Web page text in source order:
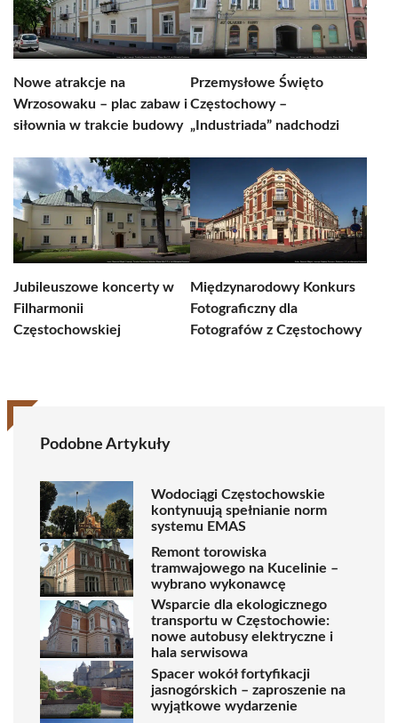
Nowe atrakcje na
Wrzosowaku – plac zabaw i
siłownia w trakcie budowy
Przemysłowe Święto
Częstochowy –
„Industriada” nadchodzi
Jubileuszowe koncerty w
Filharmonii
Częstochowskiej
Międzynarodowy Konkurs
Fotograficzny dla
Fotografów z Częstochowy
Podobne Artykuły
Wodociągi Częstochowskie
kontynuują spełnianie norm
systemu EMAS
Remont torowiska
tramwajowego na Kucelinie –
wybrano wykonawcę
Wsparcie dla ekologicznego
transportu w Częstochowie:
nowe autobusy elektryczne i
hala serwisowa
Spacer wokół fortyfikacji
jasnogórskich – zaproszenie na
wyjątkowe wydarzenie